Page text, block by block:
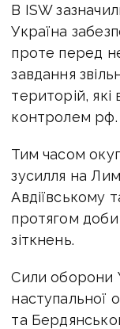
В ISW
Україна
проте перед
завдання
територій, які
контролем рф.
Тим часом
зусилля на
Авдіївському
протягом
зіткнень.
Сили оборони
наступальної
та